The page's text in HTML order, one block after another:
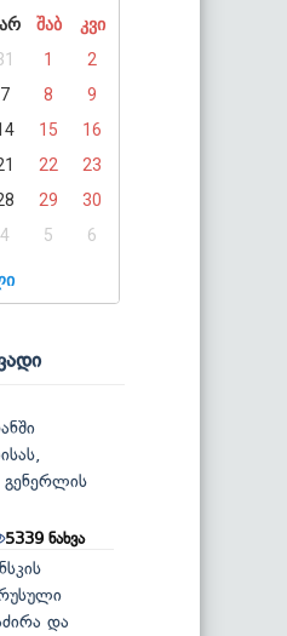
შაბ
კვი
1
2
7 8
9
15
16
22
23
29
30
4 5 6
5339 ნახვა
და